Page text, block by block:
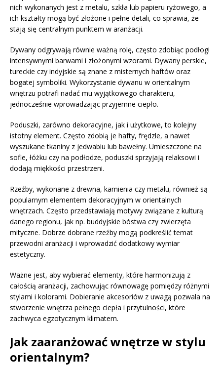
nich wykonanych jest z metalu, szkła lub papieru ryżowego, a
ich kształty mogą być złożone i pełne detali, co sprawia, że
stają się centralnym punktem w aranżacji.
Dywany odgrywają równie ważną rolę, często zdobiąc podłogi
intensywnymi barwami i złożonymi wzorami. Dywany perskie,
tureckie czy indyjskie są znane z misternych haftów oraz
bogatej symboliki. Wykorzystanie dywanu w orientalnym
wnętrzu potrafi nadać mu wyjątkowego charakteru,
jednocześnie wprowadzając przyjemne ciepło.
Poduszki, zarówno dekoracyjne, jak i użytkowe, to kolejny
istotny element. Często zdobią je hafty, frędzle, a nawet
wyszukane tkaniny z jedwabiu lub bawełny. Umieszczone na
sofie, łóżku czy na podłodze, poduszki sprzyjają relaksowi i
dodają miękkości przestrzeni.
Rzeźby, wykonane z drewna, kamienia czy metalu, również są
popularnym elementem dekoracyjnym w orientalnych
wnętrzach. Często przedstawiają motywy związane z kulturą
danego regionu, jak np. buddyjskie bóstwa czy zwierzęta
mityczne. Dobrze dobrane rzeźby mogą podkreślić temat
przewodni aranżacji i wprowadzić dodatkowy wymiar
estetyczny.
Ważne jest, aby wybierać elementy, które harmonizują z
całością aranżacji, zachowując równowagę pomiędzy różnymi
stylami i kolorami. Dobieranie akcesoriów z uwagą pozwala na
stworzenie wnętrza pełnego ciepła i przytulności, które
zachwyca egzotycznym klimatem.
Jak zaaranżować wnętrze w stylu
orientalnym?